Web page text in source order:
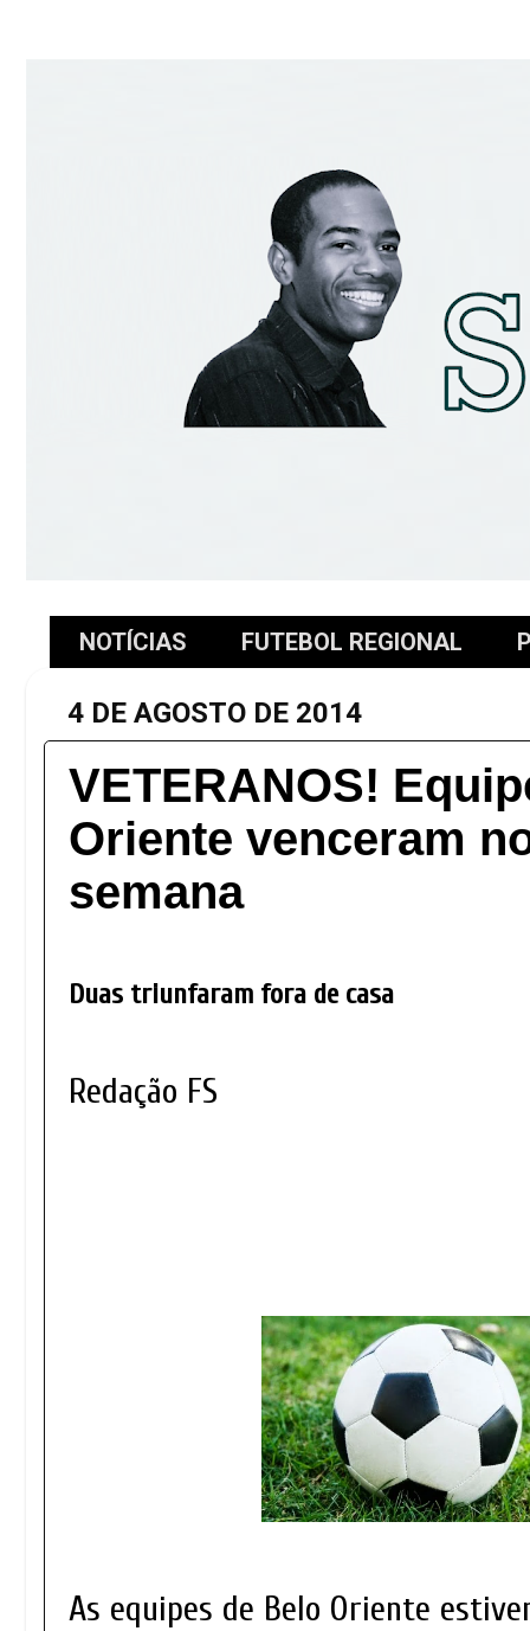
NOTÍCIAS FUTEBOL REGIONAL
4 DE AGOSTO DE 2014
VETERANOS!
Oriente venceram
semana
Duas triunfaram fora de casa
Redação FS
As equipes de Belo Oriente